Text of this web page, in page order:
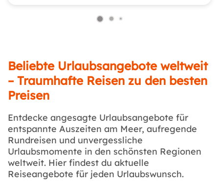
Beliebte Urlaubsangebote weltweit
– Traumhafte Reisen zu den besten
Preisen
Entdecke angesagte Urlaubsangebote für
entspannte Auszeiten am Meer, aufregende
Rundreisen und unvergessliche
Urlaubsmomente in den schönsten Regionen
weltweit. Hier findest du aktuelle
Reiseangebote für jeden Urlaubswunsch.